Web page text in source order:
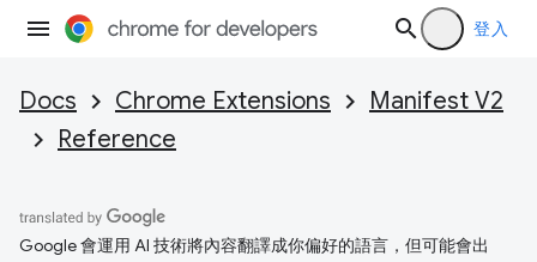
登入
Docs Chrome Extensions
Manifest V2
Reference
Google 會運用 AI 技術將內容翻譯成你偏好的語言，但可能會出